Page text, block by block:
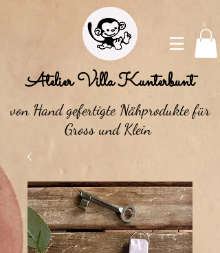
Atelier Villa Kunterbunt
von Hand gefertigte Nähprodukte für
Gross und Klein